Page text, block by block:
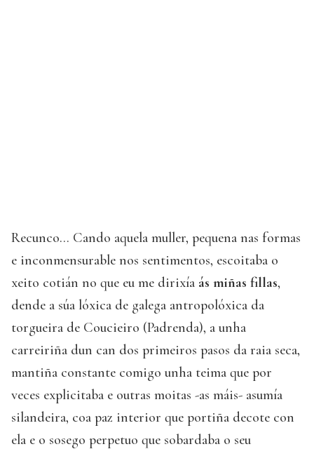
Recunco... Cando aquela muller, pequena nas formas
e inconmensurable nos sentimentos, escoitaba o
xeito cotián no que eu me dirixía ás miñas fillas,
dende a súa lóxica de galega antropolóxica da
torgueira de Coucieiro (Padrenda), a unha
carreiriña dun can dos primeiros pasos da raia seca,
mantiña constante comigo unha teima que por
veces explicitaba e outras moitas -as máis- asumía
silandeira, coa paz interior que portiña decote con
ela e o sosego perpetuo que sobardaba o seu